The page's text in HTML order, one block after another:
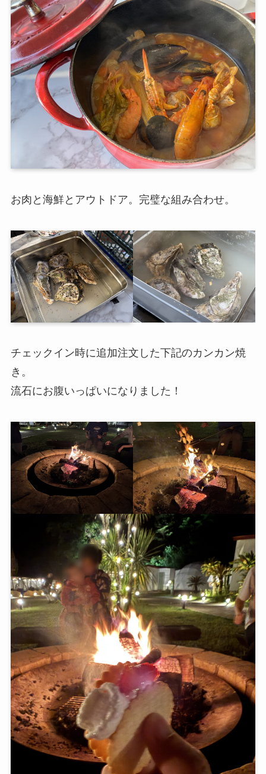
お肉と海鮮とアウトドア。完璧な組み合わせ。
チェックイン時に追加注文した下記のカンカン焼
き。
流石にお腹いっぱいになりました！